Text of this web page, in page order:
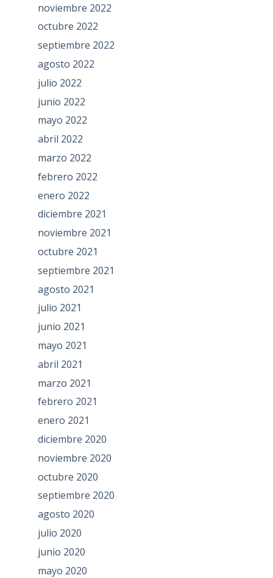
noviembre 2022
octubre 2022
septiembre 2022
agosto 2022
julio 2022
junio 2022
mayo 2022
abril 2022
marzo 2022
febrero 2022
enero 2022
diciembre 2021
noviembre 2021
octubre 2021
septiembre 2021
agosto 2021
julio 2021
junio 2021
mayo 2021
abril 2021
marzo 2021
febrero 2021
enero 2021
diciembre 2020
noviembre 2020
octubre 2020
septiembre 2020
agosto 2020
julio 2020
junio 2020
mayo 2020